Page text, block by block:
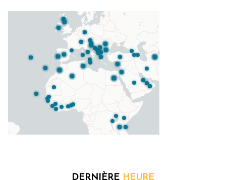
DERNIÈRE HEURE